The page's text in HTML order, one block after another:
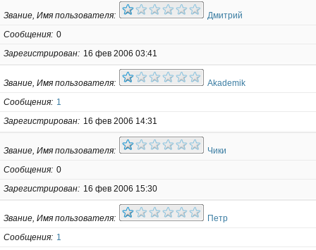
Звание, Имя пользователя
Дмитрий
Сообщения 0
Зарегистрирован
16 фев 2006 03:41
Звание, Имя пользователя
Akademik
Сообщения
1
Зарегистрирован
16 фев 2006 14:31
Звание, Имя пользователя
Чики
Сообщения 0
Зарегистрирован
16 фев 2006 15:30
Звание, Имя пользователя
Петр
Сообщения
1